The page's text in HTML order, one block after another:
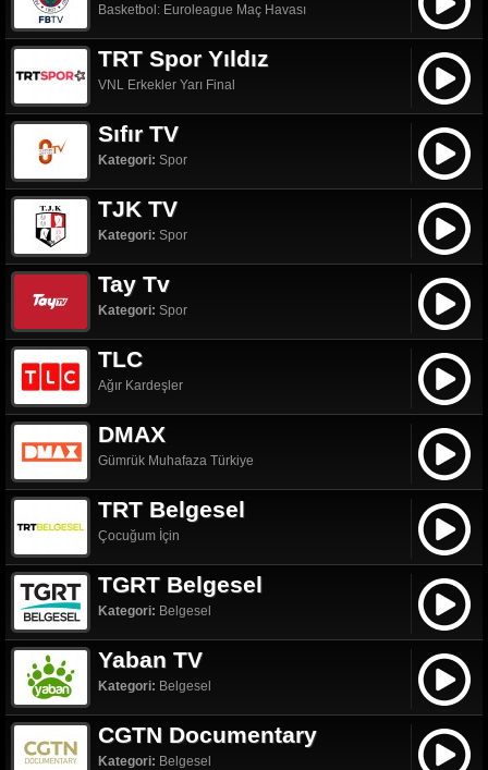
Basketbol: Euroleague Maç Havası
TRT Spor Yıldız
VNL Erkekler Yarı Final
Sıfır TV
Kategori: Spor
TJK TV
Kategori: Spor
Tay Tv
Kategori: Spor
TLC
Ağır Kardeşler
DMAX
Gümrük Muhafaza Türkiye
TRT Belgesel
Çocuğum İçin
TGRT Belgesel
Kategori: Belgesel
Yaban TV
Kategori: Belgesel
CGTN Documentary
Kategori: Belgesel